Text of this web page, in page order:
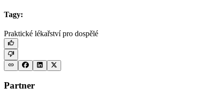
Tagy:
Praktické lékařství pro dospělé
Partner